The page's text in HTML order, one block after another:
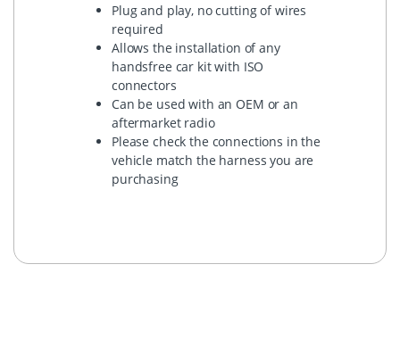
Plug and play, no cutting of wires
required
Allows the installation of any
handsfree car kit with ISO
connectors
Can be used with an OEM or an
aftermarket radio
Please check the connections in the
vehicle match the harness you are
purchasing